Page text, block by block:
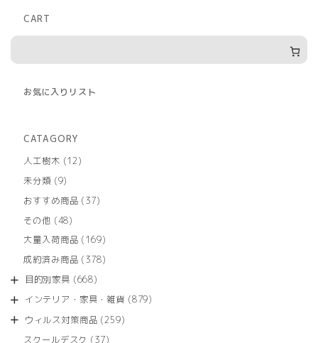
CART
お気に入りリスト
CATAGORY
人工樹木
1212
商
未分類 99
の
商
おすすめ商品 3737
商
その他 4848
の
商
大量入荷商品 169169
の
成約済み商品 378378
商
目的別家具 668668
の
商
インテリア・家具・雑貨 879879
ウィルス対策商品 259259
スクールデスク 3737